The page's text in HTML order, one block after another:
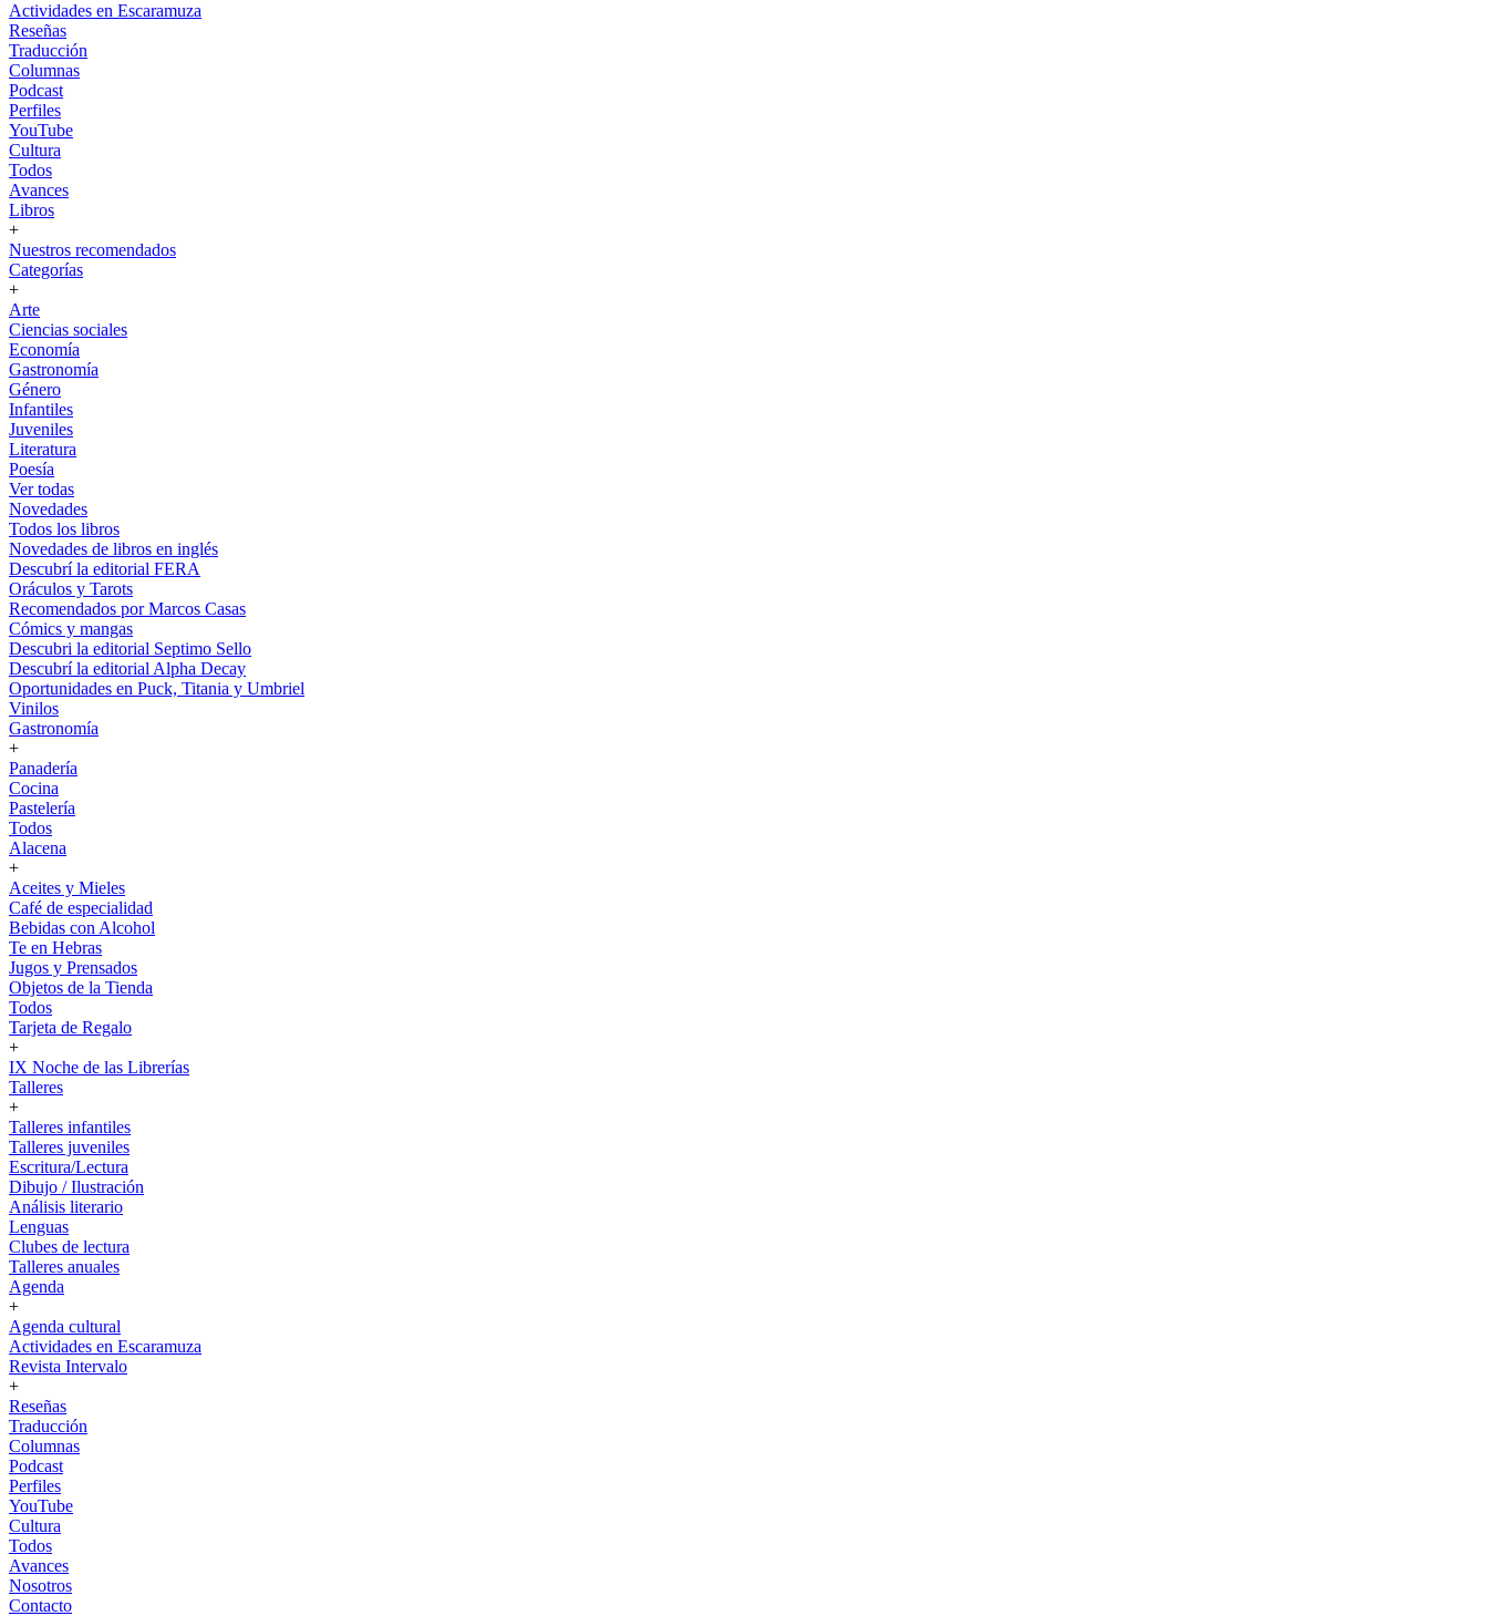
Actividades en Escaramuza
Reseñas
Traducción
Columnas
Podcast
Perfiles
YouTube
Cultura
Todos
Avances
Libros
+
Nuestros recomendados
Categorías
+
Arte
Ciencias sociales
Economía
Gastronomía
Género
Infantiles
Juveniles
Literatura
Poesía
Ver todas
Novedades
Todos los libros
Novedades de libros en inglés
Descubrí la editorial FERA
Oráculos y Tarots
Recomendados por Marcos Casas
Cómics y mangas
Descubri la editorial Septimo Sello
Descubrí la editorial Alpha Decay
Oportunidades en Puck, Titania y Umbriel
Vinilos
Gastronomía
+
Panadería
Cocina
Pastelería
Todos
Alacena
+
Aceites y Mieles
Café de especialidad
Bebidas con Alcohol
Te en Hebras
Jugos y Prensados
Objetos de la Tienda
Todos
Tarjeta de Regalo
+
IX Noche de las Librerías
Talleres
+
Talleres infantiles
Talleres juveniles
Escritura/Lectura
Dibujo / Ilustración
Análisis literario
Lenguas
Clubes de lectura
Talleres anuales
Agenda
+
Agenda cultural
Actividades en Escaramuza
Revista Intervalo
+
Reseñas
Traducción
Columnas
Podcast
Perfiles
YouTube
Cultura
Todos
Avances
Nosotros
Contacto